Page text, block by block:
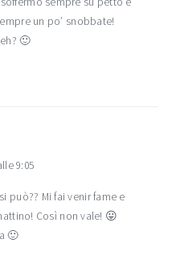
un po’ snobbate!
🙂
9:05
può?? Mi fai venir fame e
Così non vale! 😛
🙂